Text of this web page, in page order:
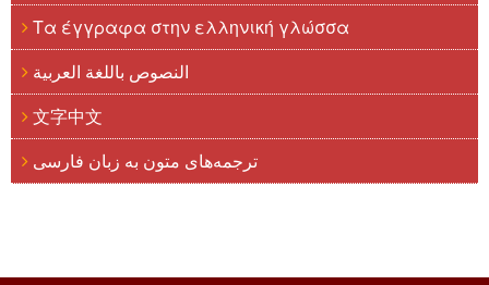
Τα έγγραφα στην ελληνική γλώσσα
النصوص باللغة العربية
文字中文
ترجمه‌های متون به زبان فارسی